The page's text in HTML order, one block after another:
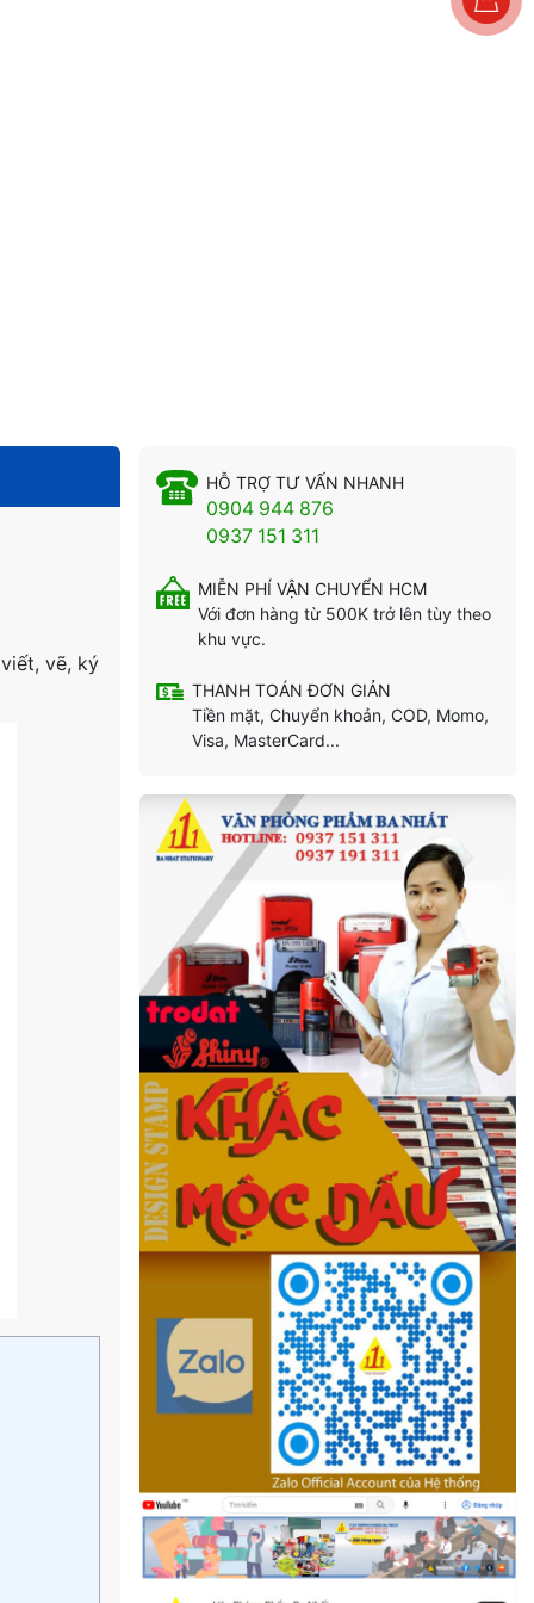
vẽ, ký
HỖ TRỢ TƯ VẤN NHANH
0904 944 876
0937 151 311
MIỄN PHÍ VẬN CHUYỂN HCM
Với đơn hàng từ 500K trở lên tùy theo
khu vực.
THANH TOÁN ĐƠN GIẢN
Tiền mặt, Chuyển khoản, COD, Momo,
Visa, MasterCard...